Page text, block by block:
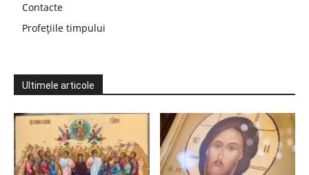
Contacte
Profețiile timpului
Ultimele articole